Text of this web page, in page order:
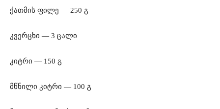
ქათმის ფილე — 250 გ
კვერცხი — 3 ცალი
კიტრი — 150 გ
მწნილი კიტრი — 100 გ